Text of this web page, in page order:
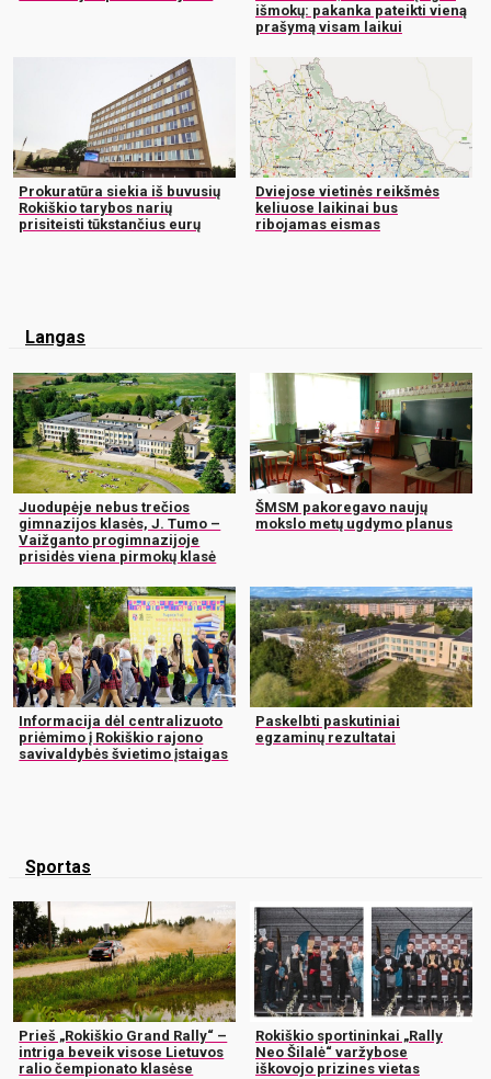
išmokų: pakanka pateikti vieną
prašymą visam laikui
Prokuratūra siekia iš buvusių
Rokiškio tarybos narių
prisiteisti tūkstančius eurų
Dviejose vietinės reikšmės
keliuose laikinai bus
ribojamas eismas
Langas
Juodupėje nebus trečios
gimnazijos klasės, J. Tumo –
Vaižganto progimnazijoje
prisidės viena pirmokų klasė
ŠMSM pakoregavo naujų
mokslo metų ugdymo planus
Informacija dėl centralizuoto
priėmimo į Rokiškio rajono
savivaldybės švietimo įstaigas
Paskelbti paskutiniai
egzaminų rezultatai
Sportas
Prieš „Rokiškio Grand Rally“ –
intriga beveik visose Lietuvos
ralio čempionato klasėse
Rokiškio sportininkai „Rally
Neo Šilalė“ varžybose
iškovojo prizines vietas